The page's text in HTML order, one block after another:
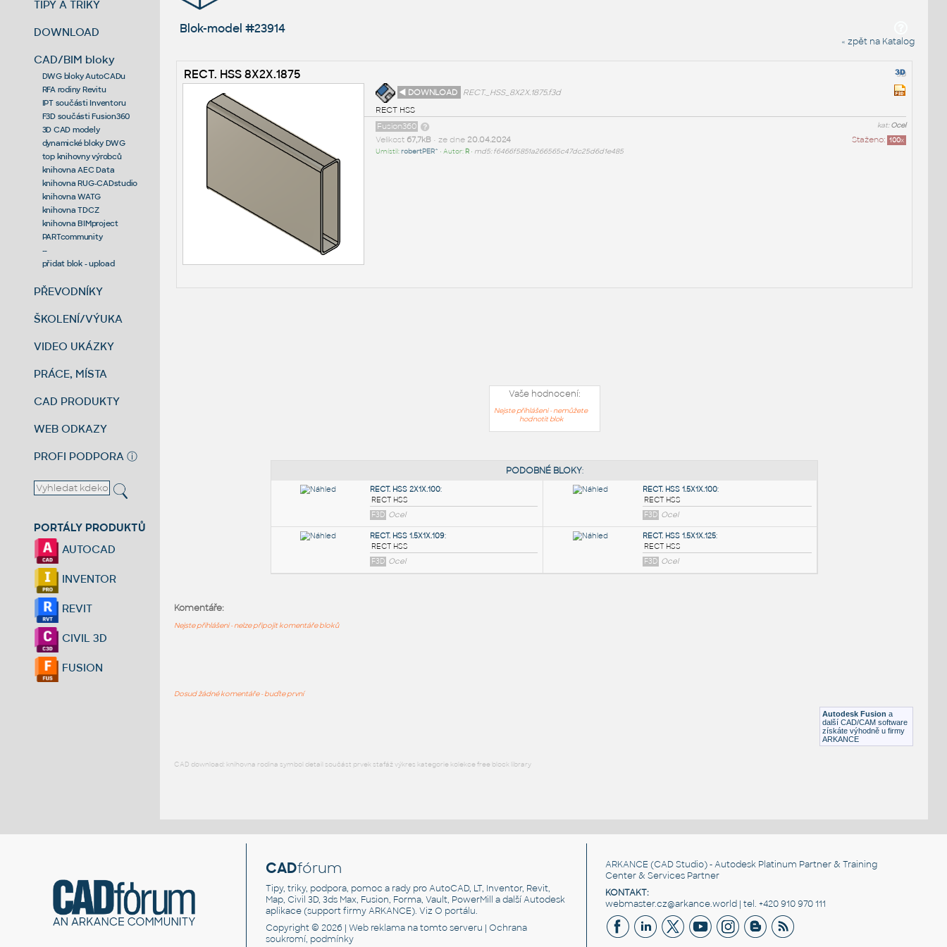
TIPY A TRIKY
DOWNLOAD
CAD/BIM bloky
DWG bloky AutoCADu
RFA rodiny Revitu
IPT součásti Inventoru
F3D součásti Fusion360
3D CAD modely
dynamické bloky DWG
top knihovny výrobců
knihovna AEC Data
knihovna RUG-CADstudio
knihovna WATG
knihovna TDCZ
knihovna BIMproject
PARTcommunity
--
přidat blok - upload
PŘEVODNÍKY
ŠKOLENÍ/VÝUKA
VIDEO UKÁZKY
PRÁCE, MÍSTA
CAD PRODUKTY
WEB ODKAZY
PROFI PODPORA ⓘ
PORTÁLY PRODUKTŮ
AUTOCAD
INVENTOR
REVIT
CIVIL 3D
FUSION
Blok-model #23914
« zpět na Katalog
RECT. HSS 8X2X.1875
◄ DOWNLOAD
RECT._HSS_8X2X.1875.f3d
RECT HSS
kat:Ocel
Fusion360
Staženo: 100x
Velikost 67,7kB• ze dne 20.04.2024
Umístil:robertPER^ • Autor: R• md5: f6466f5851a266565c47dc25d6d1e485
Vaše hodnocení:
Nejste přihlášeni - nemůžete
hodnotit blok
Autodesk Fusion a
další CAD/CAM software
získáte výhodně u firmy
ARKANCE
Komentáře:
Nejste přihlášeni - nelze připojit komentáře bloků
Dosud žádné komentáře - buďte první
CAD download: knihovna rodina symbol detail součást prvek stafáž výkres kategorie kolekce free block library
CADfórum
Tipy, triky, podpora, pomoc a rady pro AutoCAD, LT, Inventor, Revit,
Map, Civil 3D, 3ds Max, Fusion, Forma, Vault, PowerMill a další Autodesk
aplikace (support firmy ARKANCE). VizO portálu.
Copyright © 2026 |Web reklama na tomto serveru |Ochrana
soukromí, podmínky
ARKANCE (CAD Studio) - Autodesk Platinum Partner & Training
Center & Services Partner
KONTAKT:
webmaster.cz@arkance.world | tel. +420 910 970 111